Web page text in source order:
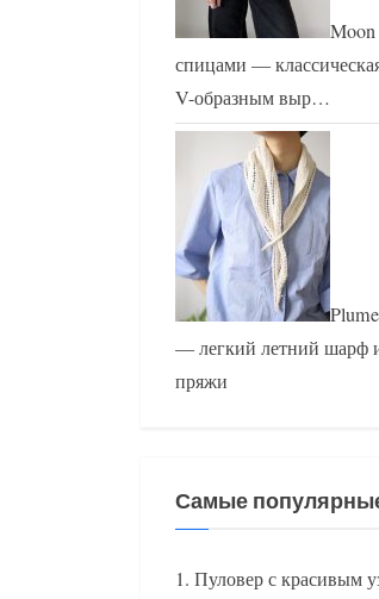
Moon
спицами —
V-образным выр…
— легкий летний шарф
пряжи
Самые
Пуловер с красивым